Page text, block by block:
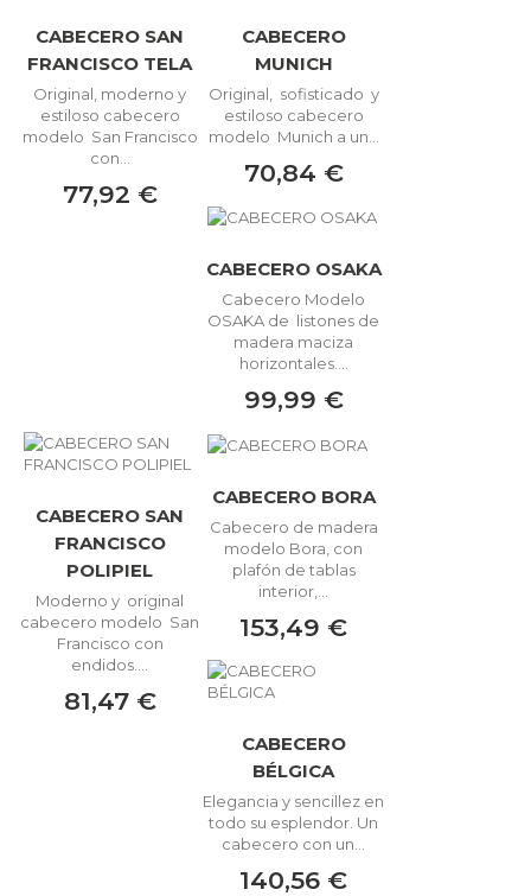
CABECERO SAN
FRANCISCO TELA
Original, moderno y
estiloso cabecero
modelo San Francisco
con...
77,92 €
CABECERO
MUNICH
Original, sofisticado y
estiloso cabecero
modelo Munich a un...
70,84 €
CABECERO OSAKA
Cabecero Modelo
OSAKA de listones de
madera maciza
horizontales....
99,99 €
CABECERO SAN
FRANCISCO
POLIPIEL
Moderno y original
cabecero modelo San
Francisco con
endidos....
81,47 €
CABECERO BORA
Cabecero de madera
modelo Bora, con
plafón de tablas
interior,...
153,49 €
CABECERO
BÉLGICA
Elegancia y sencillez en
todo su esplendor. Un
cabecero con un...
140,56 €